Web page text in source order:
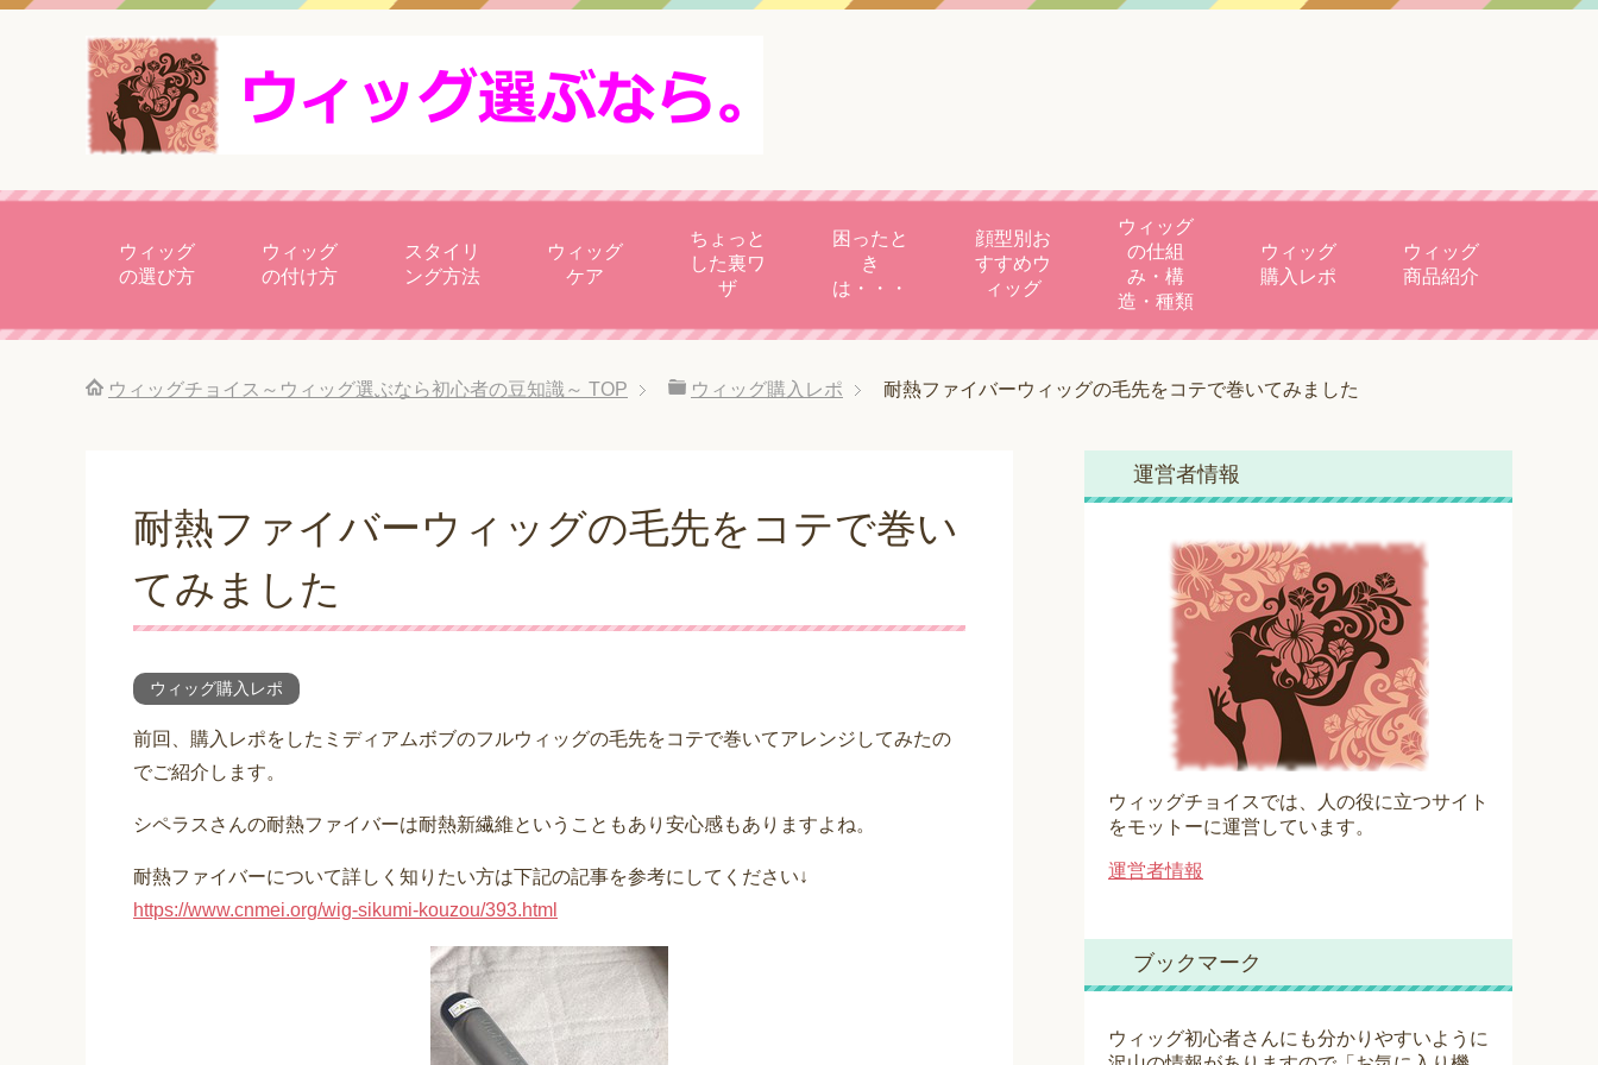
ウィッグ
の選び方
ウィッグ
の付け方
スタイリ
ング方法
ウィッグ
ケア
ちょっと
した裏ワ
ザ
困ったと
き
は・・・
顔型別お
すすめウ
ィッグ
ウィッグ
の仕組
み・構
造・種類
ウィッグ
購入レポ
ウィッグ
商品紹介
ウィッグチョイス～ウィッグ選ぶなら初心者の豆知識～ TOP ウィッグ購入レポ 耐熱ファイバーウィッグの毛先をコテで巻いてみました
耐熱ファイバーウィッグの毛先をコテで巻い
てみました
ウィッグ購入レポ
前回、購入レポをしたミディアムボブのフルウィッグの毛先をコテで巻いてアレンジしてみたの
でご紹介します。
シペラスさんの耐熱ファイバーは耐熱新繊維ということもあり安心感もありますよね。
耐熱ファイバーについて詳しく知りたい方は下記の記事を参考にしてください↓
https://www.cnmei.org/wig-sikumi-kouzou/393.html
運営者情報
ウィッグチョイスでは、人の役に立つサイト
をモットーに運営しています。
運営者情報
ブックマーク
ウィッグ初心者さんにも分かりやすいように